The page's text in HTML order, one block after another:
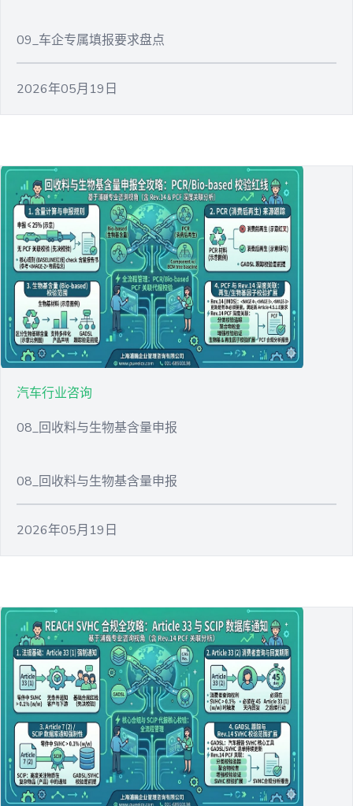
09_车企专属填报要求盘点
2026年05月19日
汽车行业咨询
08_回收料与生物基含量申报
08_回收料与生物基含量申报
2026年05月19日